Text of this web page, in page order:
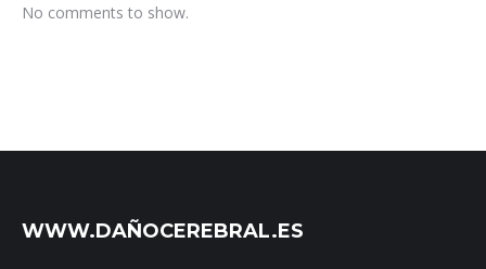
No comments to show.
WWW.DAÑOCEREBRAL.ES